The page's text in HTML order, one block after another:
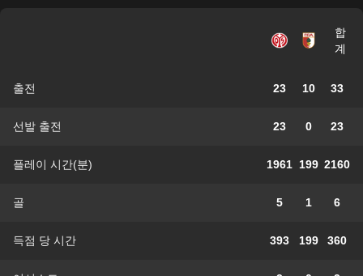
합
계
출전 23 10 33
선발 출전 23 0 23
플레이 시간(분) 1961 199 2160
골 5 1 6
득점 당 시간 393 199 360